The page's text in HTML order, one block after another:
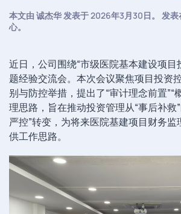
本文由 诚杰华 发表于2026年3月30日。 发表
心。
近日，公司围绕“市级医院基本建设项目
题经验交流会。本次会议聚焦项目投资
别与防控举措，提出了“审计理念前置”“
理思路，旨在推动投资管理从“事后补救
严控”转变，为将来医院基建项目财务
供工作思路。